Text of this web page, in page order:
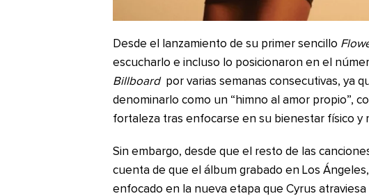
Desde el lanzamiento de su primer sencillo
escucharlo e incluso lo posicionaron en el
Billboard por varias semanas consecutivas, ya
denominarlo como un “himno al amor propio”,
fortaleza tras enfocarse en su bienestar físico y
Sin embargo, desde que el resto de las
cuenta de que el álbum grabado en Los
enfocado en la nueva etapa que Cyrus